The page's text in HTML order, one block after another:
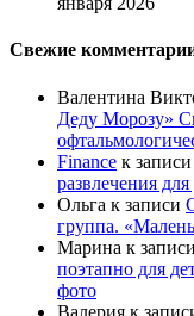
Свежие
Валентина
Деду Морозу»
Finance к записи
развлечения
Ольга к записи
группа.
Марина к записи
поэтапно для
фото
Валерия к